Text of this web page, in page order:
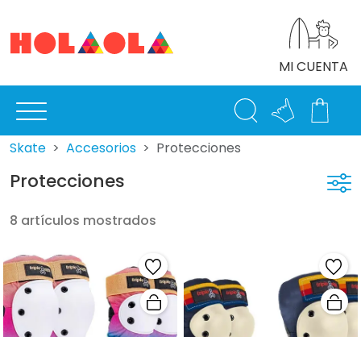
MI CUENTA
Skate Accesorios Protecciones
Protecciones
8 artículos mostrados